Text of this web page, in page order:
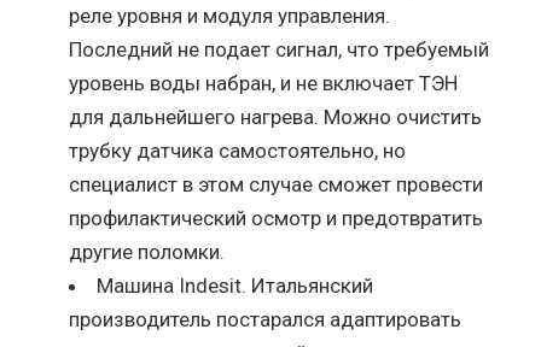
реле уровня и модуля управления.
Последний не подает сигнал, что требуемый
уровень воды набран, и не включает ТЭН
для дальнейшего нагрева. Можно очистить
трубку датчика самостоятельно, но
специалист в этом случае сможет провести
профилактический осмотр и предотвратить
другие поломки.
Машина Indesit. Итальянский
производитель постарался адаптировать